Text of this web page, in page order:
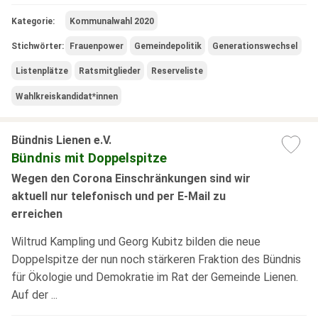
Kategorie: Kommunalwahl 2020
Stichwörter: Frauenpower Gemeindepolitik Generationswechsel
Listenplätze Ratsmitglieder Reserveliste
Wahlkreiskandidat*innen
Bündnis Lienen e.V.
Bündnis mit Doppelspitze
Wegen den Corona Einschränkungen sind wir
aktuell nur telefonisch und per E-Mail zu
erreichen
Wiltrud Kampling und Georg Kubitz bilden die neue
Doppelspitze der nun noch stärkeren Fraktion des Bündnis
für Ökologie und Demokratie im Rat der Gemeinde Lienen.
Auf der ...